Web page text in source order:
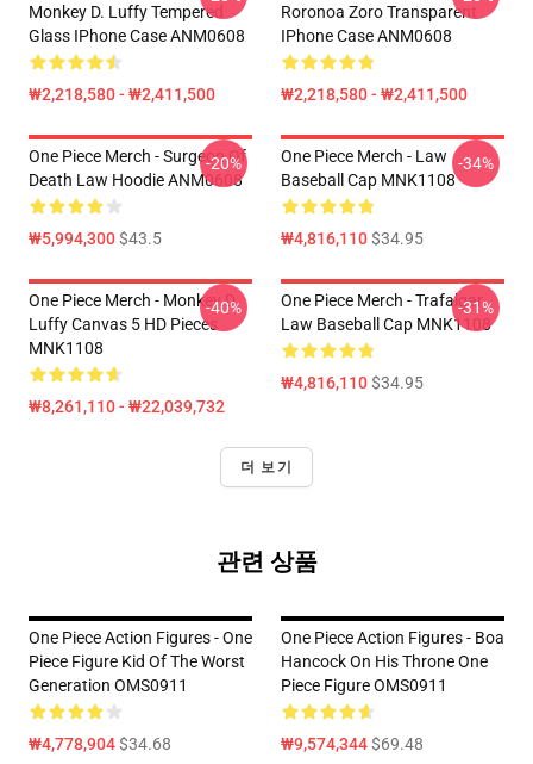
Monkey D. Luffy Tempered
Glass IPhone Case ANM0608
₩2,218,580 - ₩2,411,500
Roronoa Zoro Transparent
IPhone Case ANM0608
₩2,218,580 - ₩2,411,500
One Piece Merch - Surgeon Of
Death Law Hoodie ANM0608
₩5,994,300$43.5
-20%
One Piece Merch - Law
Baseball Cap MNK1108
₩4,816,110$34.95
-34%
One Piece Merch - Monkey D.
Luffy Canvas 5 HD Pieces
MNK1108
₩8,261,110 - ₩22,039,732
-40%
One Piece Merch - Trafalgar
Law Baseball Cap MNK1108
₩4,816,110$34.95
-31%
더 보기
관련 상품
One Piece Action Figures - One
Piece Figure Kid Of The Worst
Generation OMS0911
₩4,778,904$34.68
One Piece Action Figures - Boa
Hancock On His Throne One
Piece Figure OMS0911
₩9,574,344$69.48